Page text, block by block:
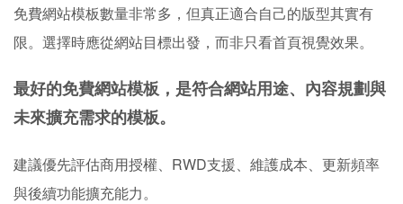
免費網站模板數量非常多，但真正適合自己的版型其實有
限。選擇時應從網站目標出發，而非只看首頁視覺效果。
最好的免費網站模板，是符合網站用途、內容規劃與
未來擴充需求的模板。
建議優先評估商用授權、RWD支援、維護成本、更新頻率
與後續功能擴充能力。